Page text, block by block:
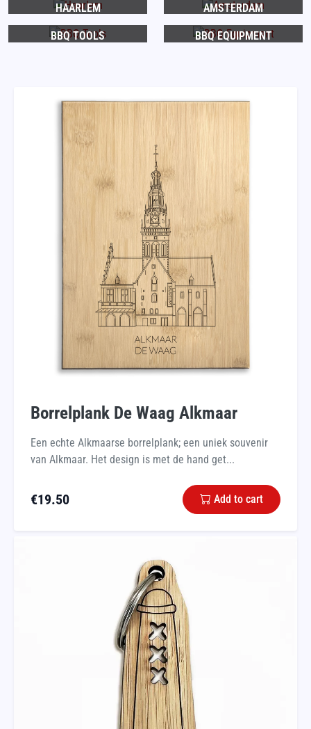
HAARLEM AMSTERDAM
BBQ TOOLS BBQ EQUIPMENT
Borrelplank De Waag Alkmaar
Een echte Alkmaarse borrelplank; een uniek souvenir
van Alkmaar. Het design is met de hand get...
€19.50 Add to cart